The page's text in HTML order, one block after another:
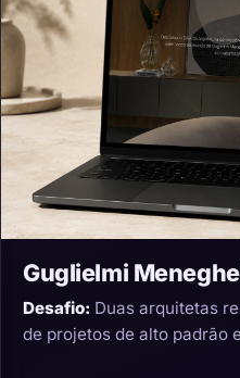
Guglielmi
Desafio: Duas arquitetas
de projetos de alto padrão